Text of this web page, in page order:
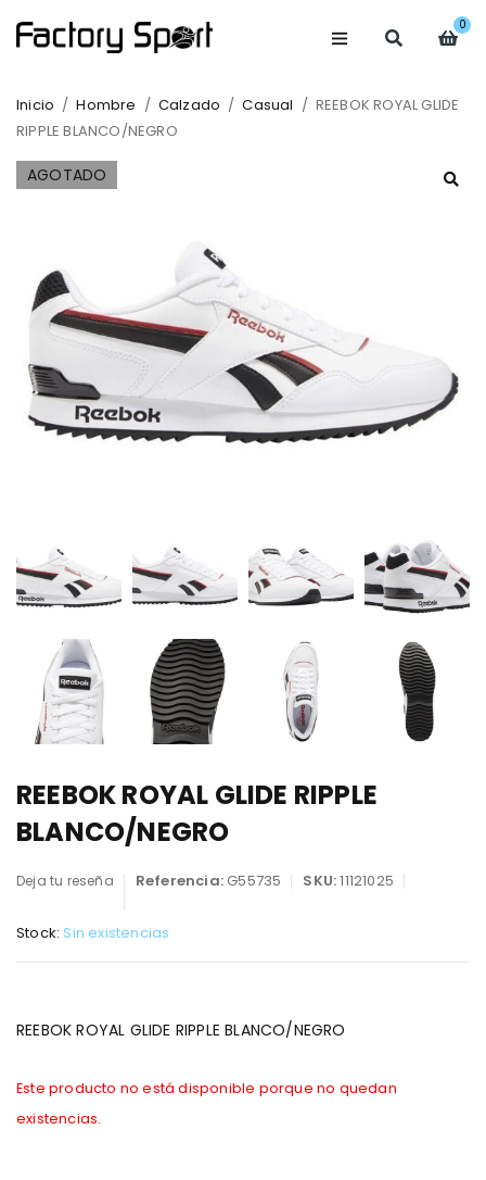
0
Inicio / Hombre / Calzado / Casual / REEBOK ROYAL GLIDE
RIPPLE BLANCO/NEGRO
AGOTADO
REEBOK ROYAL GLIDE RIPPLE
BLANCO/NEGRO
Deja tu reseña Referencia: G55735 SKU:11121025
Stock: Sin existencias
REEBOK ROYAL GLIDE RIPPLE BLANCO/NEGRO
Este producto no está disponible porque no quedan
existencias.